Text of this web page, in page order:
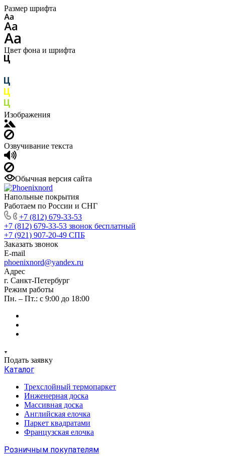
Размер шрифта
Цвет фона и шрифта
Изображения
Озвучивание текста
Обычная версия сайта
Напольные покрытия
Работаем по России и СНГ
+7 (812) 679-33-53
+7 (812) 679-33-53 звонок бесплатный
+7 (921) 907-20-49 СПБ
Заказать звонок
E-mail
phoenixnord@yandex.ru
Адрес
г. Санкт-Петербург
Режим работы
Пн. – Пт.: с 9:00 до 18:00
Подать заявку
Каталог
Трехслойный термопаркет
Инженерная доска
Массивная доска
Английская елочка
Паркет квадратами
Французская елочка
Розничным покупателям